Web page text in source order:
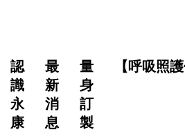
認
識
永
康
最
新
消
息
量
身
訂
製
【呼吸照護